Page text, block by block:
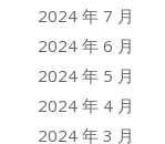
2024 年 7 月
2024 年 6 月
2024 年 5 月
2024 年 4 月
2024 年 3 月